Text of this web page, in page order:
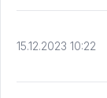
15.12.2023 10:22